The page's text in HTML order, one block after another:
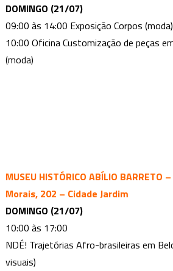
DOMINGO (21/07)
09:00 às 14:00 Exposição Corpos (moda)
10:00 Oficina Customização de peças
(moda)
MUSEU HISTÓRICO ABÍLIO
Morais, 202 – Cidade Jardim
DOMINGO (21/07)
10:00 às 17:00
NDÉ! Trajetórias Afro-brasileiras em
visuais)